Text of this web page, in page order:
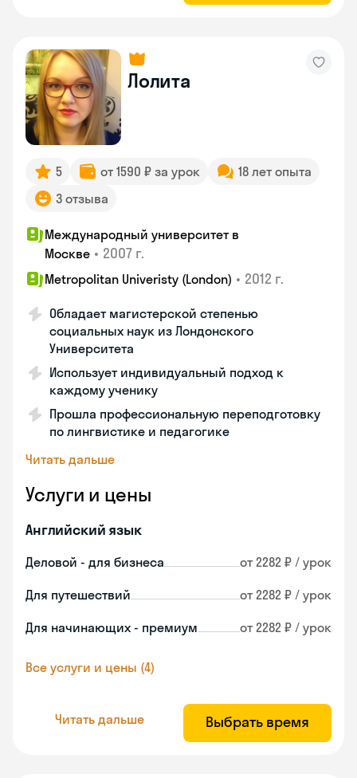
Лолита
5 от 1590 ₽ за урок
18 лет опыта
3 отзыва
Международный университет в
Москве • 2007 г.
Metropolitan Univeristy (London) • 2012 г.
Обладает магистерской степенью
социальных наук из Лондонского
Университета
Использует индивидуальный подход к
каждому ученику
Прошла профессиональную переподготовку
по лингвистике и педагогике
Читать дальше
Услуги и цены
Английский язык
Деловой - для бизнеса от 2282 ₽ / урок
Для путешествий от 2282 ₽ / урок
Для начинающих - премиум от 2282 ₽ / урок
Все услуги и цены (4)
Читать дальше Выбрать время